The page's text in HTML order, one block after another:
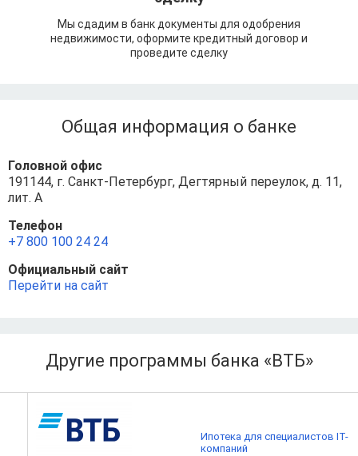
Мы сдадим в банк документы для одобрения
недвижимости, оформите кредитный договор и
проведите сделку
Общая информация о банке
Головной офис
191144, г. Санкт-Петербург, Дегтярный переулок, д. 11,
лит. А
Телефон
+7 800 100 24 24
Официальный сайт
Перейти на сайт
Другие программы банка «ВТБ»
Ипотека для специалистов IT-
компаний